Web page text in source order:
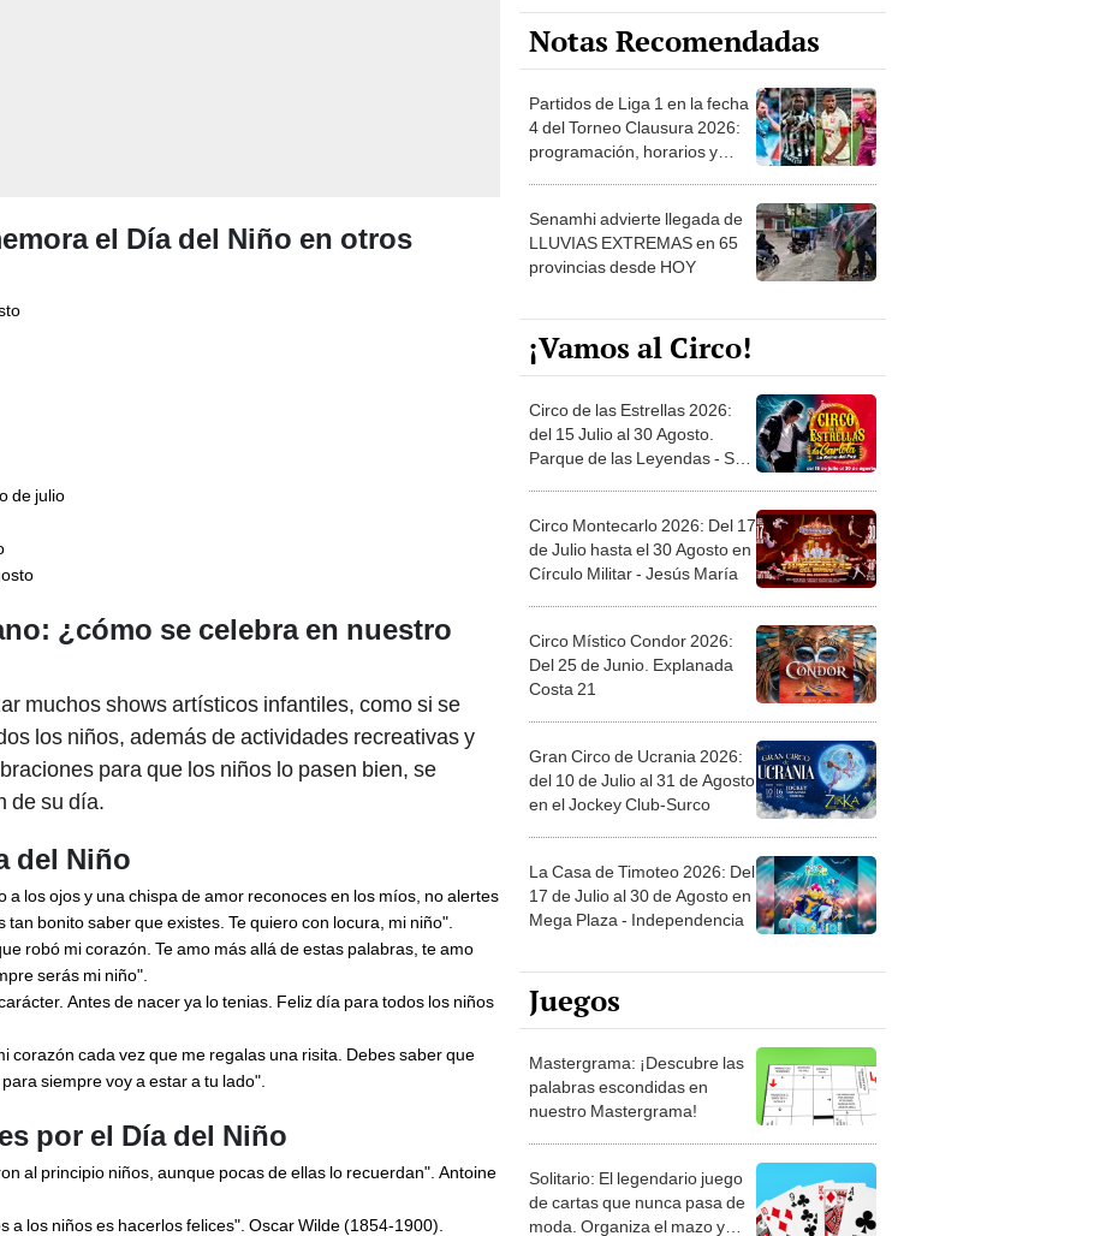
el Día del Niño en otros
de julio
¿cómo se celebra en nuestro
muchos shows artísticos infantiles, como si se
los niños, además de actividades recreativas y
para que los niños lo pasen bien, se
de su día.
del Niño
a los ojos y una chispa de amor reconoces en los míos, no alertes
tan bonito saber que existes. Te quiero con locura, mi niño".
robó mi corazón. Te amo más allá de estas palabras, te amo
serás mi niño".
Antes de nacer ya lo tenias. Feliz día para todos los niños
corazón cada vez que me regalas una risita. Debes saber que
siempre voy a estar a tu lado".
por el Día del Niño
al principio niños, aunque pocas de ellas lo recuerdan". Antoine
a los niños es hacerlos felices". Oscar Wilde (1854-1900).
Notas Recomendadas
Partidos de Liga 1 en la fecha
4 del Torneo Clausura 2026:
programación, horarios y
Senamhi advierte llegada de
LLUVIAS EXTREMAS en 65
provincias desde HOY
¡Vamos al Circo!
Circo de las Estrellas 2026:
del 15 Julio al 30 Agosto.
Parque de las Leyendas - San
Circo Montecarlo 2026: Del 17
de Julio hasta el 30 Agosto en
Círculo Militar - Jesús María
Circo Místico Condor 2026:
Del 25 de Junio. Explanada
Costa 21
Gran Circo de Ucrania 2026:
del 10 de Julio al 31 de Agosto
en el Jockey Club-Surco
La Casa de Timoteo 2026: Del
17 de Julio al 30 de Agosto en
Mega Plaza - Independencia
Juegos
Mastergrama: ¡Descubre las
palabras escondidas en
nuestro Mastergrama!
Solitario: El legendario juego
de cartas que nunca pasa de
moda. Organiza el mazo y